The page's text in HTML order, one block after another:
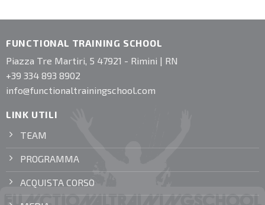
FUNCTIONAL TRAINING SCHOOL
Piazza Tre Martiri, 5 47921 - Rimini | RN
+39 334 893 8902
info@functionaltrainingschool.com
LINK UTILI
TEAM
PROGRAMMA
ACQUISTA CORSO